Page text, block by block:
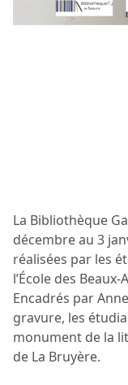
La Bibliothèque
décembre au 3
réalisées par les
l’École des
Encadrés par
gravure, les
monument de la
de La Bruyère.